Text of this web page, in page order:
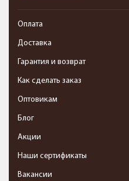
Оплата
Доставка
Гарантия и возврат
Как сделать заказ
Оптовикам
Блог
Акции
Наши сертификаты
Вакансии